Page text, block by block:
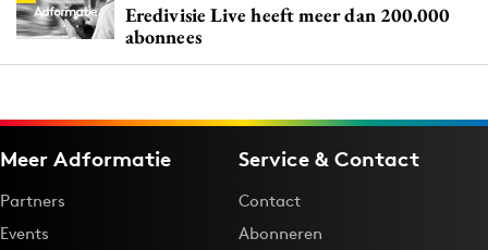
Eredivisie Live heeft meer dan 200.000
abonnees
Meer Adformatie
Partners
Events
Service & Contact
Contact
Abonneren